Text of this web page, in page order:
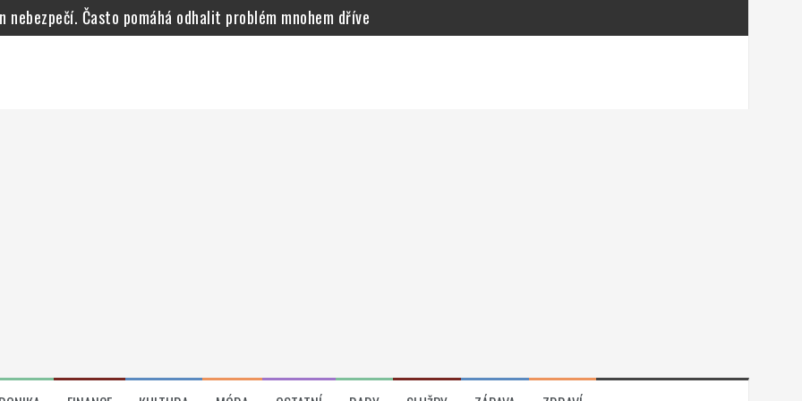
Často pomáhá odhalit problém mnohem dříve
Věřte, že i tady ji najdete